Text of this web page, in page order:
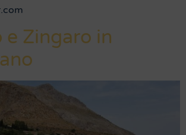
e Zingaro in